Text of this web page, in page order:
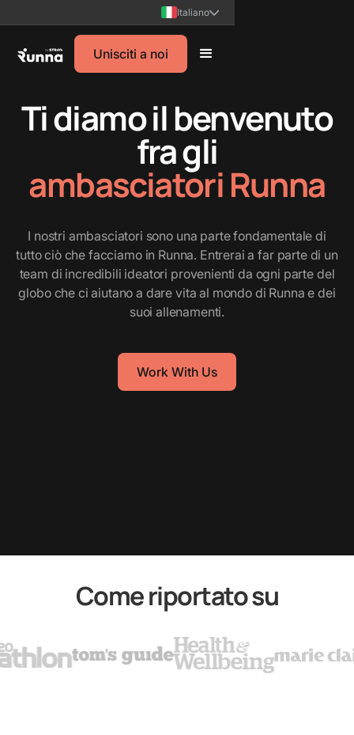
Italiano
Unisciti a noi
Ti diamo il benvenuto
fra gli
ambasciatori Runna
I nostri ambasciatori sono una parte fondamentale di
tutto ciò che facciamo in Runna. Entrerai a far parte di un
team di incredibili ideatori provenienti da ogni parte del
globo che ci aiutano a dare vita al mondo di Runna e dei
suoi allenamenti.
Work With Us
Come riportato su